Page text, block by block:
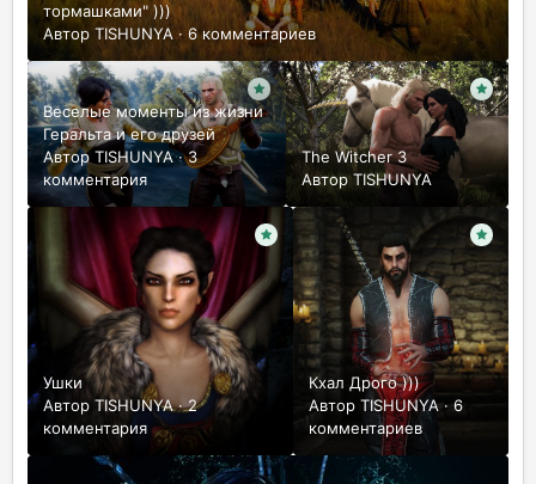
тормашками" )))
Автор TISHUNYA · 6 комментариев
Веселые моменты из жизни
Геральта и его друзей
АвторTISHUNYA·3
комментария
The Witcher 3
АвторTISHUNYA
Ушки
Автор TISHUNYA·2
комментария
Кхал Дрого )))
Автор TISHUNYA· 6
комментариев